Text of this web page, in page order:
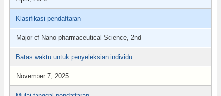
Klasifikasi pendaftaran
Major of Nano pharmaceutical Science, 2nd
Batas waktu untuk penyeleksian individu
November 7, 2025